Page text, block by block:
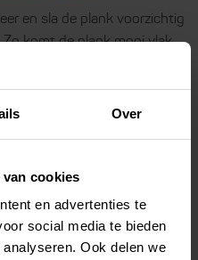
Over
cookies
en advertenties te
social media te bieden
Ook delen we
en sla de plank voorzichtig
komt de plank mooi vlak
Verwijder eventuele
doek.
totdat de lijm volledig is